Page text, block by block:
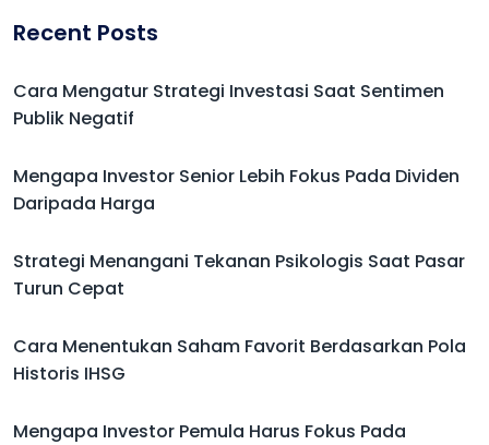
Recent Posts
Cara Mengatur Strategi Investasi Saat Sentimen
Publik Negatif
Mengapa Investor Senior Lebih Fokus Pada Dividen
Daripada Harga
Strategi Menangani Tekanan Psikologis Saat Pasar
Turun Cepat
Cara Menentukan Saham Favorit Berdasarkan Pola
Historis IHSG
Mengapa Investor Pemula Harus Fokus Pada